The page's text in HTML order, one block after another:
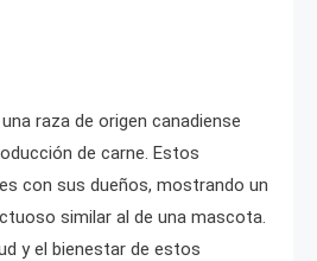
raza de origen canadiense
de carne. Estos
con sus dueños, mostrando un
similar al de una mascota.
y el bienestar de estos